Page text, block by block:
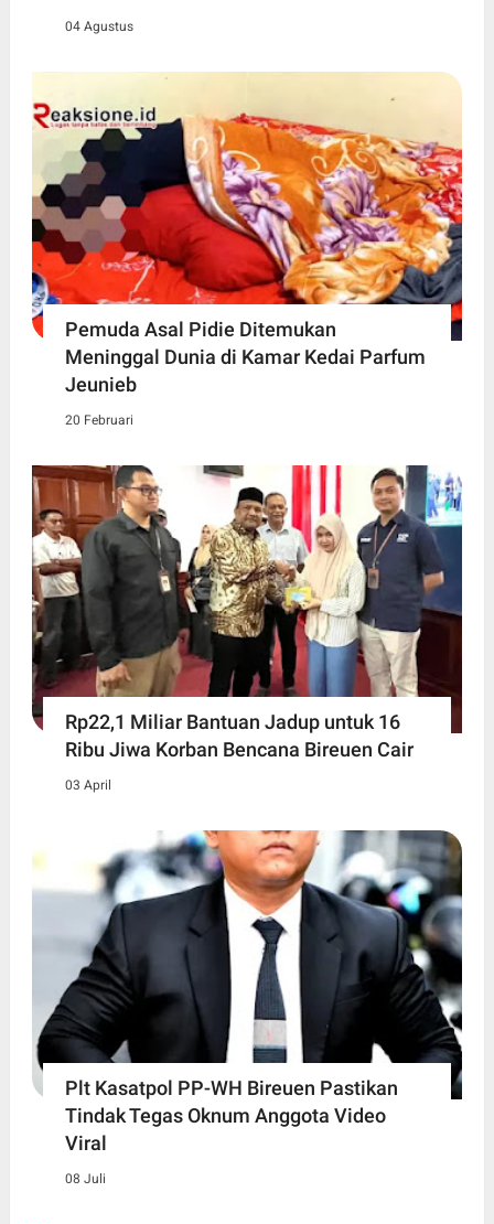
04 Agustus
Pemuda Asal Pidie Ditemukan
Meninggal Dunia di Kamar Kedai Parfum
Jeunieb
20 Februari
Rp22,1 Miliar Bantuan Jadup untuk 16
Ribu Jiwa Korban Bencana Bireuen Cair
03 April
Plt Kasatpol PP-WH Bireuen Pastikan
Tindak Tegas Oknum Anggota Video
Viral
08 Juli